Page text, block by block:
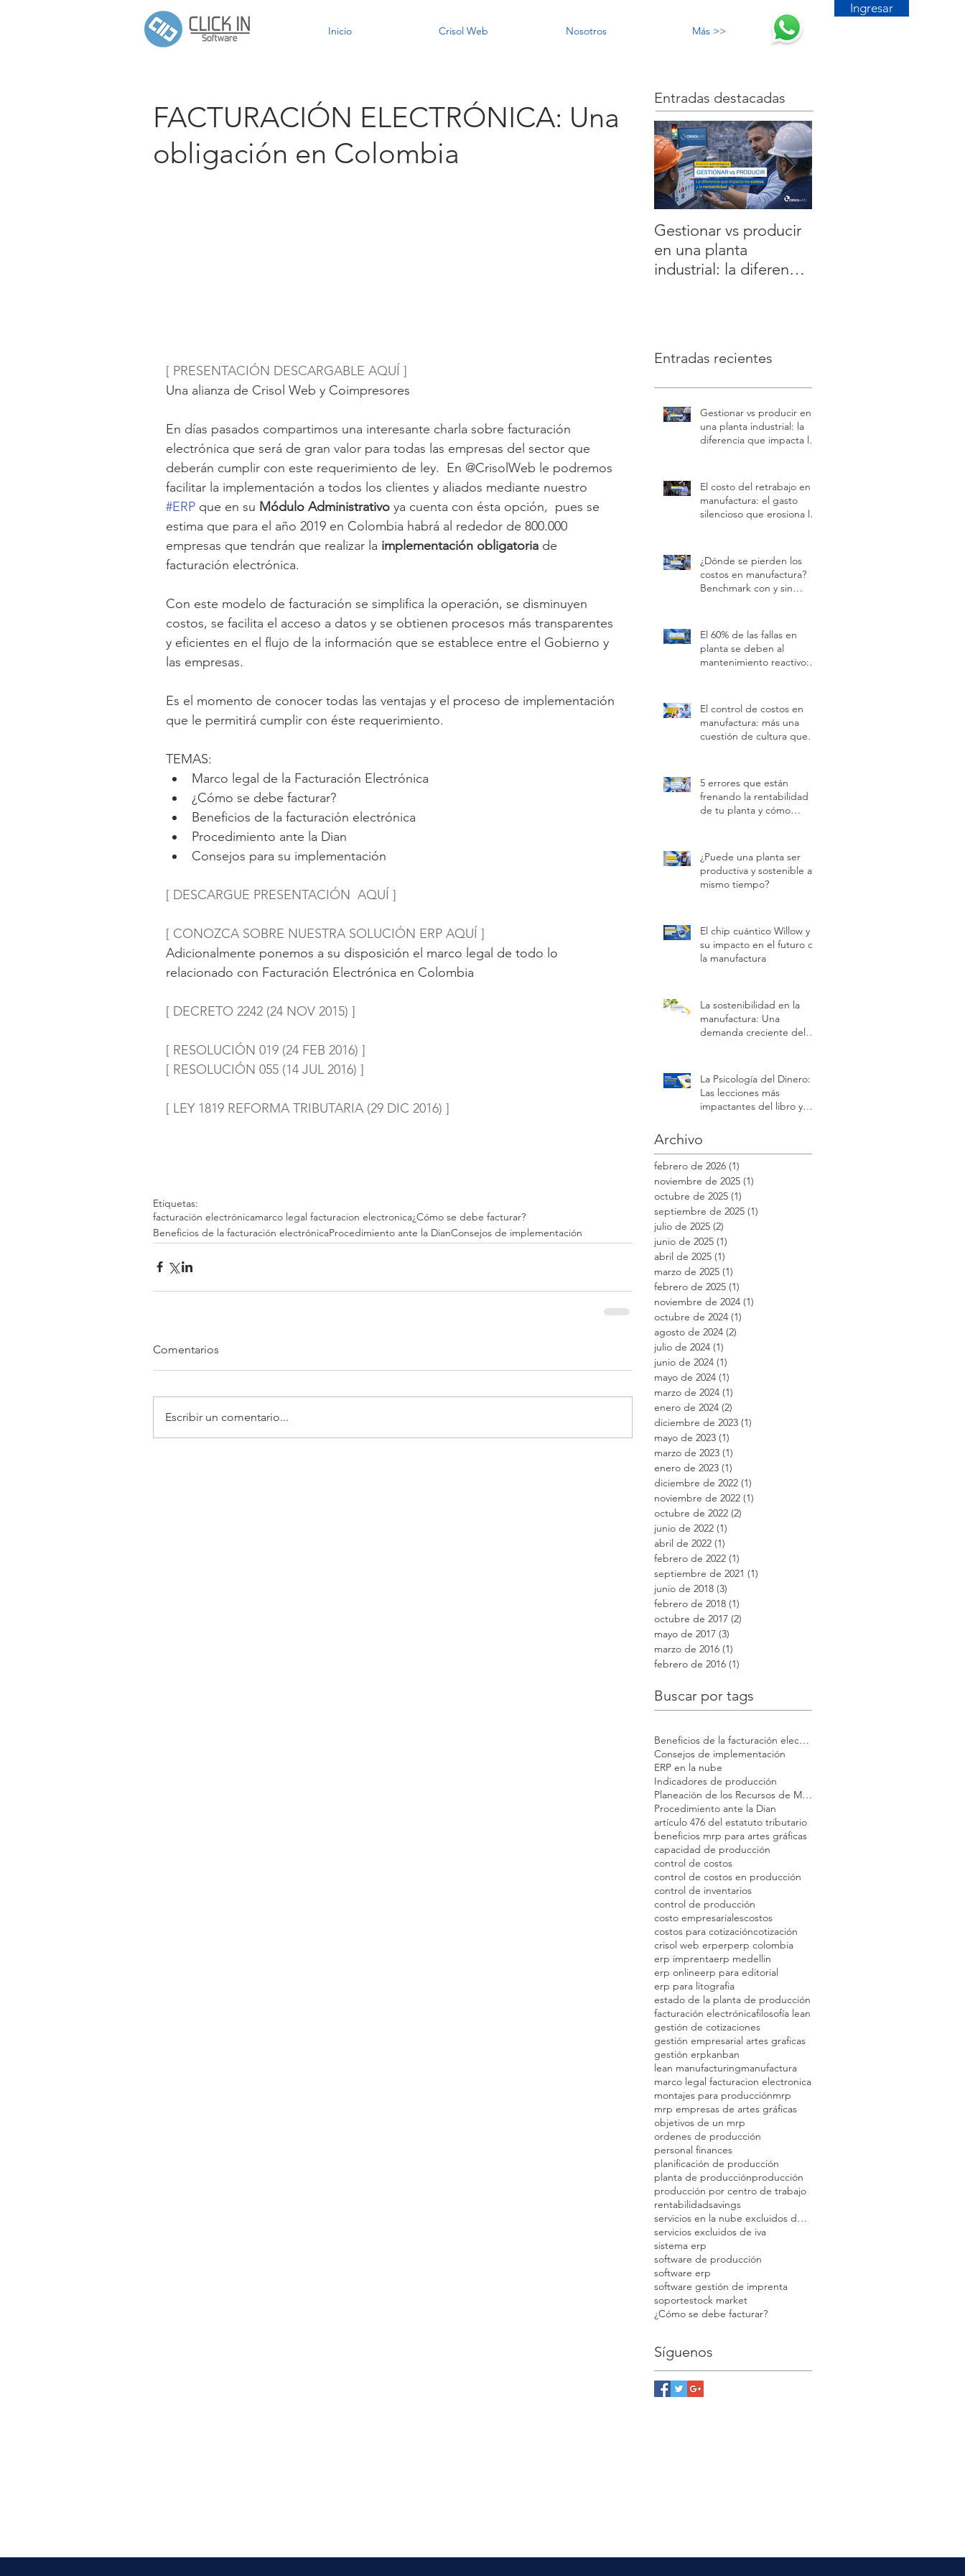
Inicio Crisol Web Nosotros Más >>
Ingresar
FACTURACIÓN ELECTRÓNICA: Una
obligación en Colombia
[ PRESENTACIÓN DESCARGABLE AQUÍ ]
Una alianza de Crisol Web y Coimpresores
En días pasados compartimos una interesante charla sobre facturación
electrónica que será de gran valor para todas las empresas del sector que
deberán cumplir con este requerimiento de ley.  En @CrisolWeb le podremos
facilitar la implementación a todos los clientes y aliados mediante nuestro
#ERP que en su Módulo Administrativo ya cuenta con ésta opción,  pues se
estima que para el año 2019 en Colombia habrá al rededor de 800.000
empresas que tendrán que realizar la implementación obligatoria de
facturación electrónica.
Con este modelo de facturación se simplifica la operación, se disminuyen
costos, se facilita el acceso a datos y se obtienen procesos más transparentes
y eficientes en el flujo de la información que se establece entre el Gobierno y
las empresas.
Es el momento de conocer todas las ventajas y el proceso de implementación
que le permitirá cumplir con éste requerimiento.
TEMAS:
Marco legal de la Facturación Electrónica
¿Cómo se debe facturar?
Beneficios de la facturación electrónica
Procedimiento ante la Dian
Consejos para su implementación
[ DESCARGUE PRESENTACIÓN  AQUÍ ]
[ CONOZCA SOBRE NUESTRA SOLUCIÓN ERP AQUÍ ]
Adicionalmente ponemos a su disposición el marco legal de todo lo
relacionado con Facturación Electrónica en Colombia
[ DECRETO 2242 (24 NOV 2015) ]
[ RESOLUCIÓN 019 (24 FEB 2016) ]
[ RESOLUCIÓN 055 (14 JUL 2016) ]
[ LEY 1819 REFORMA TRIBUTARIA (29 DIC 2016) ]
Etiquetas:
facturación electrónicamarco legal facturacion electronica¿Cómo se debe facturar?
Beneficios de la facturación electrónicaProcedimiento ante la DianConsejos de implementación
Comentarios
Escribir un comentario...
Entradas destacadas
Gestionar vs producir
en una planta
industrial: la diferencia
Entradas recientes
Gestionar vs producir en
una planta industrial: la
diferencia que impacta los
El costo del retrabajo en
manufactura: el gasto
silencioso que erosiona la
¿Dónde se pierden los
costos en manufactura?
Benchmark con y sin
El 60% de las fallas en
planta se deben al
mantenimiento reactivo:
El control de costos en
manufactura: más una
cuestión de cultura que
5 errores que están
frenando la rentabilidad
de tu planta y cómo
¿Puede una planta ser
productiva y sostenible al
mismo tiempo?
El chip cuántico Willow y
su impacto en el futuro de
la manufactura
La sostenibilidad en la
manufactura: Una
demanda creciente del
La Psicología del Dinero:
Las lecciones más
impactantes del libro y
personal.
Archivo
febrero de 2026 (1)
noviembre de 2025 (1)
octubre de 2025 (1)
septiembre de 2025 (1)
julio de 2025 (2)
junio de 2025 (1)
abril de 2025 (1)
marzo de 2025 (1)
febrero de 2025 (1)
noviembre de 2024 (1)
octubre de 2024 (1)
agosto de 2024 (2)
julio de 2024 (1)
junio de 2024 (1)
mayo de 2024 (1)
marzo de 2024 (1)
enero de 2024 (2)
diciembre de 2023 (1)
mayo de 2023 (1)
marzo de 2023 (1)
enero de 2023 (1)
diciembre de 2022 (1)
noviembre de 2022 (1)
octubre de 2022 (2)
junio de 2022 (1)
abril de 2022 (1)
febrero de 2022 (1)
septiembre de 2021 (1)
junio de 2018 (3)
febrero de 2018 (1)
octubre de 2017 (2)
mayo de 2017 (3)
marzo de 2016 (1)
febrero de 2016 (1)
Buscar por tags
Beneficios de la facturación electrónica
Consejos de implementación
ERP en la nube
Indicadores de producción
Planeación de los Recursos de Manufactura
Procedimiento ante la Dian
artículo 476 del estatuto tributario
beneficios mrp para artes gráficas
capacidad de producción
control de costos
control de costos en producción
control de inventarios
control de producción
costo empresarialescostos
costos para cotizacióncotización
crisol web erperperp colombia
erp imprentaerp medellin
erp onlineerp para editorial
erp para litografia
estado de la planta de producción
facturación electrónicafilosofía lean
gestión de cotizaciones
gestión empresarial artes graficas
gestión erpkanban
lean manufacturingmanufactura
marco legal facturacion electronica
montajes para producciónmrp
mrp empresas de artes gráficas
objetivos de un mrp
ordenes de producción
personal finances
planificación de producción
planta de producciónproducción
producción por centro de trabajo
rentabilidadsavings
servicios en la nube excluidos de iva
servicios excluidos de iva
sistema erp
software de producción
software erp
software gestión de imprenta
soportestock market
¿Cómo se debe facturar?
Síguenos